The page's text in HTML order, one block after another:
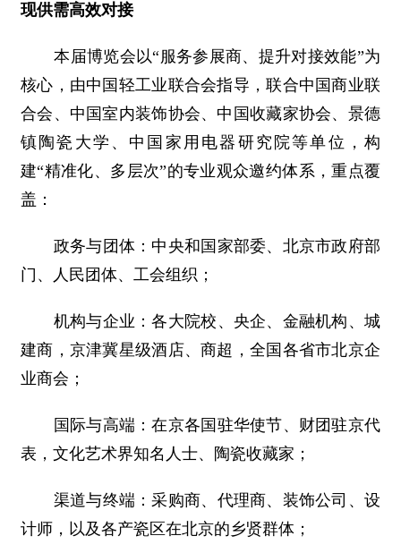
现供需高效对接
本届博览会以“服务参展商、提升对接效能”为
核心，由中国轻工业联合会指导，联合中国商业联
合会、中国室内装饰协会、中国收藏家协会、景德
镇陶瓷大学、中国家用电器研究院等单位，构
建“精准化、多层次”的专业观众邀约体系，重点覆
盖：
政务与团体：中央和国家部委、北京市政府部
门、人民团体、工会组织；
机构与企业：各大院校、央企、金融机构、城
建商，京津冀星级酒店、商超，全国各省市北京企
业商会；
国际与高端：在京各国驻华使节、财团驻京代
表，文化艺术界知名人士、陶瓷收藏家；
渠道与终端：采购商、代理商、装饰公司、设
计师，以及各产瓷区在北京的乡贤群体；